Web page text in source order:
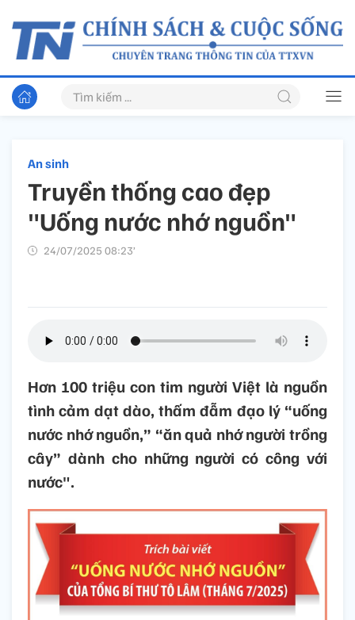
An sinh
Truyền thống cao đẹp
"Uống nước nhớ nguồn"
24/07/2025 08:23’
Hơn 100 triệu con tim người Việt là nguồn
tình cảm dạt dào, thấm đẫm đạo lý “uống
nước nhớ nguồn,” “ăn quả nhớ người trồng
cây” dành cho những người có công với
nước".